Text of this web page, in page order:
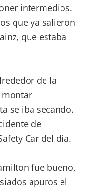
intermedios.
que ya salieron
que estaba
de la
montar
se iba secando.
de
Car del día.
fue bueno,
apuros el